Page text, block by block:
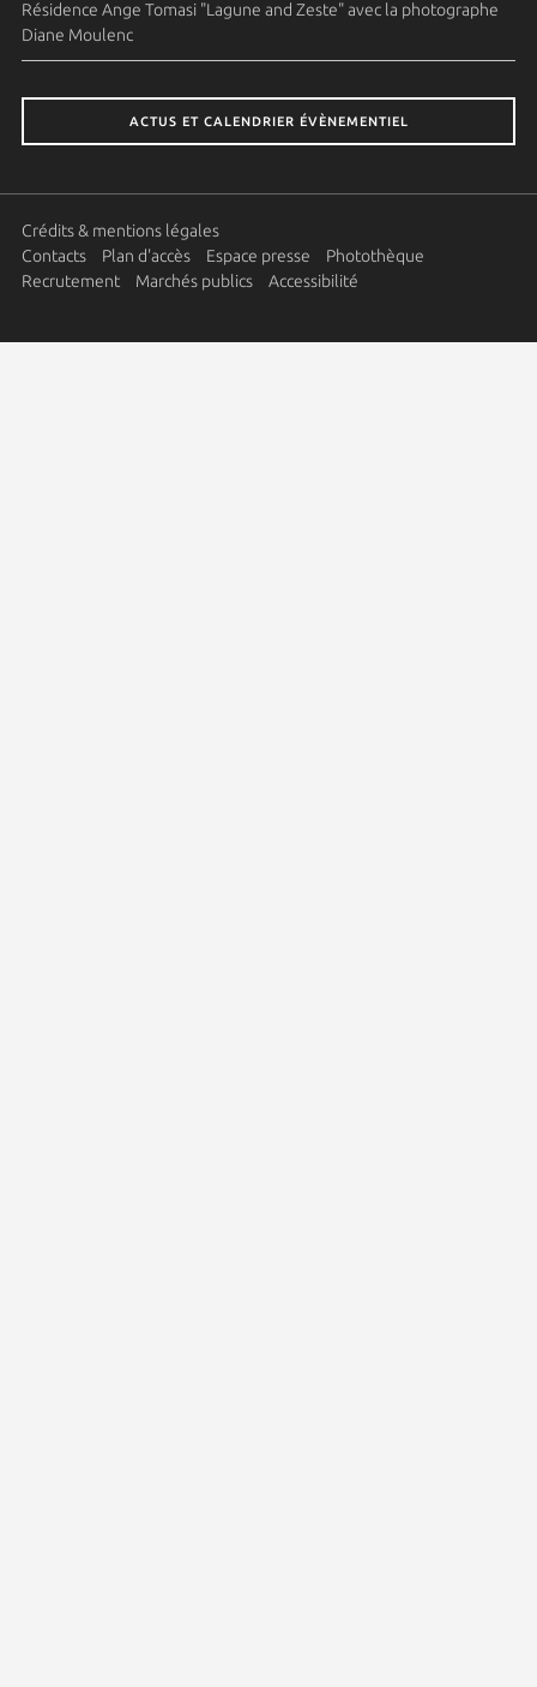
Résidence Ange Tomasi "Lagune and Zeste" avec la photographe
Diane Moulenc
ACTUS ET CALENDRIER ÉVÈNEMENTIEL
Crédits & mentions légales
Contacts
Plan d'accès Espace presse
Photothèque
Recrutement
Marchés publics Accessibilité